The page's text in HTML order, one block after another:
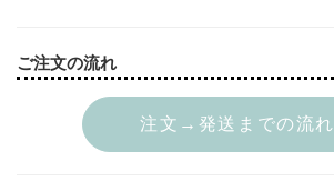
ご注文の流れ
注文→発送までの流れ